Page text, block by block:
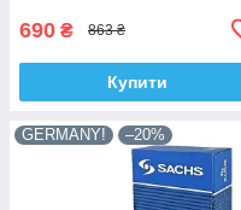
690 ₴ 863 ₴
Купити
GERMANY! –20%